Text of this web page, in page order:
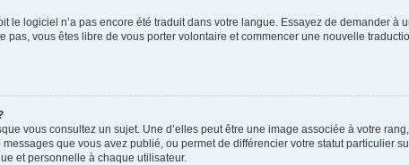
le logiciel n’a pas encore été traduit dans votre langue. Essayez de demander à
vous êtes libre de vous porter volontaire et commencer une nouvelle
vous consultez un sujet. Une d’elles peut être une image associée à votre
que vous avez publié, ou permet de différencier votre statut particulier
et personnelle à chaque utilisateur.